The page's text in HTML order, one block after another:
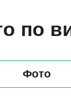
по
Фото